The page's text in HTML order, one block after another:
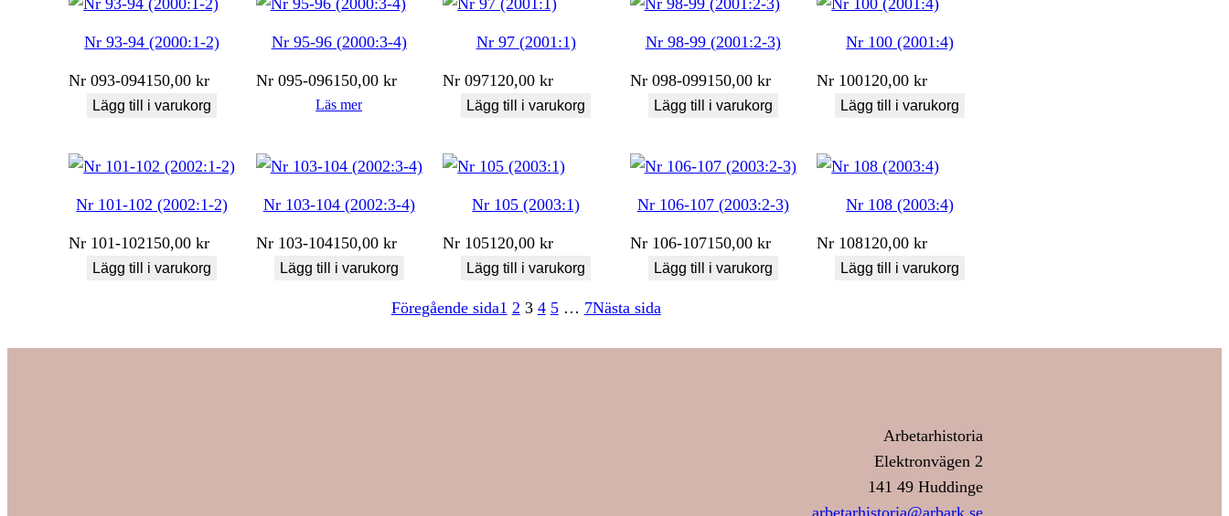
Nr 93-94 (2000:1-2)
Nr 093-094150,00kr
Lägg till i varukorg
Nr 95-96 (2000:3-4)
Nr 095-096150,00 kr
Läs mer
Nr 97 (2001:1)
Nr 097120,00kr
Lägg till i varukorg
Nr 98-99 (2001:2-3)
Nr 098-099150,00 kr
Lägg till i varukorg
Nr 100 (2001:4)
Nr 100120,00kr
Lägg till i varukorg
Nr 101-102 (2002:1-2)
Nr 101-102150,00kr
Lägg till i varukorg
Nr 103-104 (2002:3-4)
Nr 103-104150,00 kr
Lägg till i varukorg
Nr 105 (2003:1)
Nr 105120,00kr
Lägg till i varukorg
Nr 106-107 (2003:2-3)
Nr 106-107150,00 kr
Lägg till i varukorg
Nr 108 (2003:4)
Nr 108120,00kr
Lägg till i varukorg
Föregående sida1 2 3 4 5 … 7Nästa sida
Arbetarhistoria
Elektronvägen 2
141 49 Huddinge
arbetarhistoria@arbark.se